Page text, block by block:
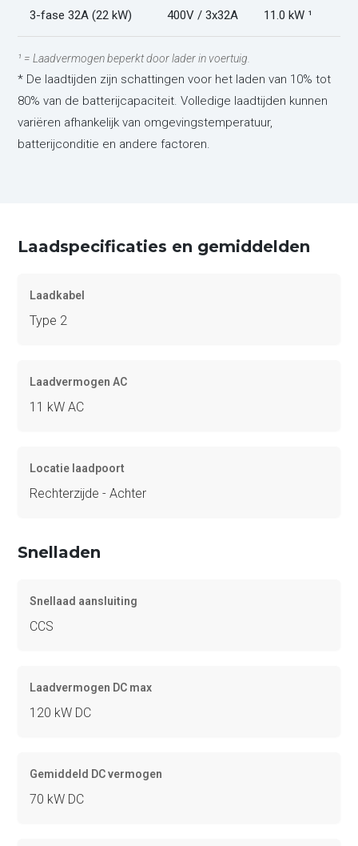
3-fase 32A (22 kW) 400V / 3x32A 11.0 kW ¹
¹ = Laadvermogen beperkt door lader in voertuig.
* De laadtijden zijn schattingen voor het laden van 10% tot
80% van de batterijcapaciteit. Volledige laadtijden kunnen
variëren afhankelijk van omgevingstemperatuur,
batterijconditie en andere factoren.
Laadspecificaties en gemiddelden
Laadkabel
Type 2
Laadvermogen AC
11 kW AC
Locatie laadpoort
Rechterzijde - Achter
Snelladen
Snellaad aansluiting
CCS
Laadvermogen DC max
120 kW DC
Gemiddeld DC vermogen
70 kW DC